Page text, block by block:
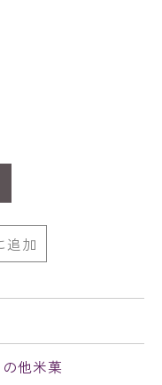
追加
他米菓